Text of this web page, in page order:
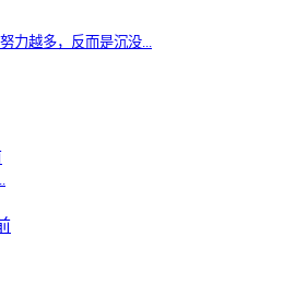
力越多，反而是沉没...